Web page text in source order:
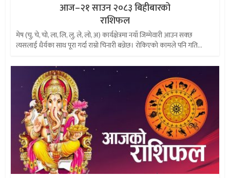
आज–२१ साउन २०८३ बिहीबारको
राशिफल
मेष (चु, चे, चो, ला, लि, लु, ले, लो, अ) कार्यक्षेत्रमा नयाँ जिम्मेवारी आउन सक्छ
त्यसलाई धैर्यका साथ पूरा गर्दा राम्रो चिनारी बन्नेछ। रोकिएको कामले पनि गति...